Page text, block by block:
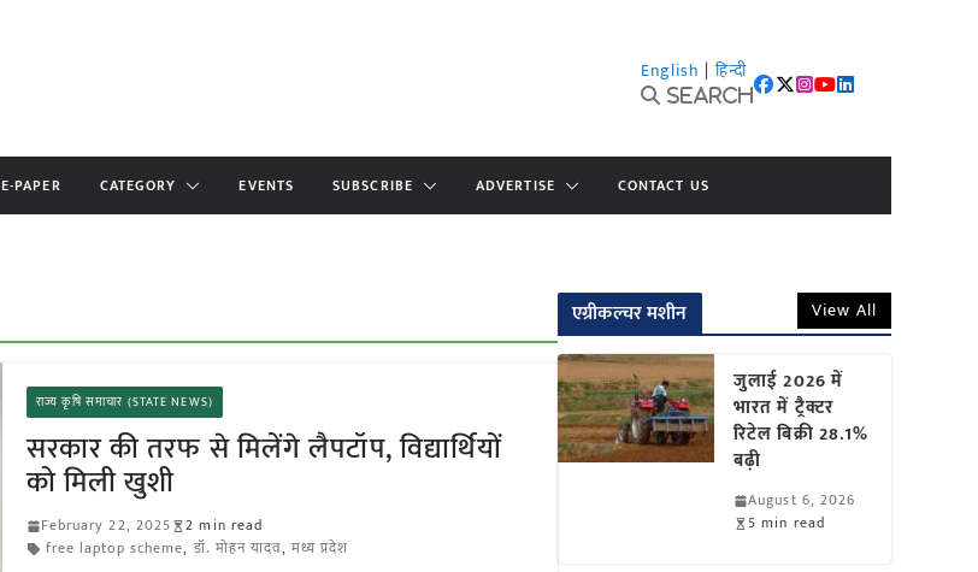
English | हिन्दी
Search
E-PAPER CATEGORY EVENTS SUBSCRIBE ADVERTISE CONTACT US
राज्य कृषि समाचार (STATE NEWS)
सरकार की तरफ से मिलेंगे लैपटॉप, विद्यार्थियों
को मिली खुशी
February 22, 2025
2 min read
free laptop scheme, डॉ. मोहन यादव, मध्य प्रदेश
एग्रीकल्चर मशीन View All
जुलाई 2026 में
भारत में ट्रैक्टर
रिटेल बिक्री 28.1%
बढ़ी
August 6, 2026
5 min read